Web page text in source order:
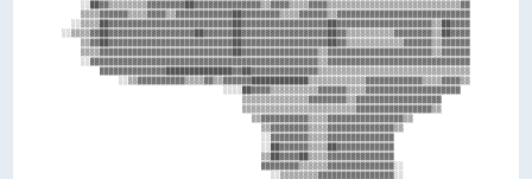
    ░░██▓▓▒▒▒▒▒▒▒▒▓▓▓▓▓▓▓▓██▓▓▓▓▓▓▓▓▓▓▓▓▓▓▒▒▓▓▓▓▒▒▒▒▓▓▓▓▒▒▒▒▒▒▒▒▒▒▒▒▒▒▒▒▒▒▒▒▒▒▒▒▒▒▒▒▓▓
    ▒▒▒▒▓▓▓▓▓▓▒▒▒▒▓▓▓▓▒▒▓▓▓▓▓▓▓▓▓▓▓▓██▓▓▓▓▓▓▓▓▒▒▒▒▓▓▓▓▓▓▒▒▓▓▓▓▓▓▓▓▓▓▓▓▓▓▓▓▓▓▓▓▓▓▓▓▓▓▓▓
  ░░▒▒▒▒██▓▓▓▓▓▓▓▓▓▓▓▓▓▓▓▓▓▓▓▓▓▓▓▓▓▓██▓▓▓▓▓▓▓▓▓▓▓▓▓▓▓▓▓▓██▓▓▓▓▓▓▓▓▓▓▓▓▓▓▓▓▓▓▓▓▒▒██▓▓▓▓
░░▒▒▒▒▓▓██▓▓▓▓▓▓▓▓▓▓▓▓▓▓▓▓▓▓██▓▓▓▓▓▓██▓▓▓▓▓▓▓▓▓▓▓▓▓▓▓▓▓▓██▓▓▒▒▒▒▒▒▒▒▒▒▓▓▓▓▓▓▓▓▒▒██▓▓▓▓
    ▒▒▓▓██▓▓▓▓▓▓▓▓▓▓▓▓▓▓▓▓▓▓▓▓▓▓▓▓▓▓██▓▓▓▓▓▓▓▓▓▓▓▓▓▓▓▓▓▓██▓▓▒▒▒▒▒▒▒▒▒▒▒▒▓▓▓▓▓▓▒▒▓▓▓▓▓▓
    ▒▒▒▒▓▓▓▓▓▓▓▓▓▓▓▓▓▓▓▓▓▓▓▓▓▓▓▓▓▓▓▓██▓▓▓▓▓▓▓▓▓▓▓▓▓▓▓▓▒▒▓▓▓▓▓▓▓▓▓▓▓▓▓▓▓▓▓▓▓▓▓▓▒▒▓▓▓▓▓▓
    ░░▓▓▓▓▓▓▓▓▓▓▓▓▓▓▓▓▓▓▓▓▓▓▓▓▓▓▓▓▓▓▓▓▓▓▓▓▓▓▓▓▓▓▓▓▓▓▓▓▒▒▓▓▓▓▓▓▓▓▓▓▓▓▓▓▓▓▓▓▓▓▓▓▓▓▓▓▓▓▓▓
        ▓▓▓▓▓▓▓▓▓▓▓▓▓▓██████████████▓▓██▓▓▓▓▓▓▓▓▓▓▓▓▓▓▒▒▒▒▒▒▒▒▒▒▒▒▒▒▒▒▒▒▒▒▒▒▒▒▒▒▒▒▒▒▒▒
            ░░▒▒▓▓▓▓▓▓▓▓▓▓▒▒▒▒▓▓▒▒▓▓▓▓▓▓████████████▒▒▒▒▒▒▒▒▒▒▒▒▓▓▓▓▓▓▓▓▓▓▓▓▒▒▒▒▓▓▓▓▒▒
                                  ░░░░██▓▓▓▓▒▒▒▒▒▒▒▒▒▒▓▓▓▓▓▓▒▒▒▒▓▓▓▓▓▓▓▓▓▓▓▓▓▓▓▓▓▓▓▓
                                      ▒▒▒▒▒▒▒▒▒▒▒▒▒▒▓▓▓▓▓▓▓▓▒▒▓▓▓▓▓▓▓▓▓▓▓▓▓▓▓▓▓▓
                                      ▒▒▒▒▒▒▒▒▒▒▒▒▒▒▒▒▒▒▒▒▒▒▒▒▓▓▓▓▓▓▓▓▓▓▓▓▓▓▓▓▒▒
                                        ▒▒▓▓▓▓▓▓▓▓▓▓▒▒▒▒▓▓▓▓▓▓▓▓▓▓▓▓▓▓▓▓▒▒
                                          ▒▒▓▓▓▓▓▓▓▓▒▒▒▒▓▓▓▓▓▓▓▓▓▓▓▓▓▓▒▒
                                          ░░▓▓▓▓▓▓▓▓▒▒▒▒▓▓▓▓▓▓▓▓▓▓▓▓▓▓
                                          ░░██▓▓▓▓▓▓▒▒▒▒██▓▓▓▓▓▓▓▓▓▓▓▓
                                          ▒▒██▓▓▓▓██▒▒▒▒▓▓▓▓▓▓▓▓▓▓▓▓▓▓
                                          ▓▓▓▓▓▓▓▓▒▒▒▒▒▒▓▓▓▓▓▓▓▓▓▓▓▓▓▓░░
                                            ░░▒▒▒▒▒▒▒▒▓▓▓▓▓▓▓▓▓▓▓▓▓▓▓▓░░